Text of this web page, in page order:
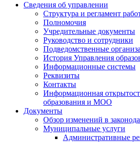
Сведения об управлении
Структура и регламент
Полномочия
Учредительные документы
Руководство и сотрудники
Подведомственные
История Управления
Информационные системы
Реквизиты
Контакты
Информационная
образования и МОО
Документы
Обзор изменений в
Муниципальные услуги
Административные